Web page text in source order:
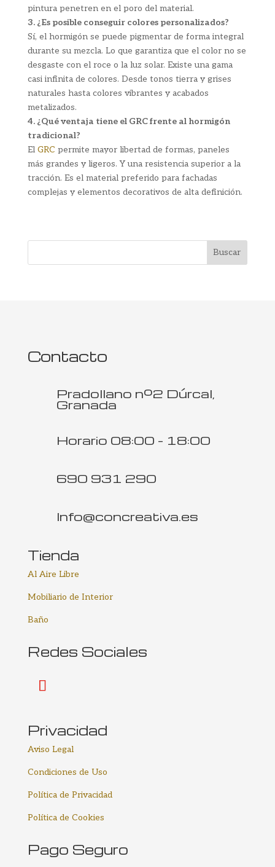
pintura penetren en el poro del material.
3. ¿Es posible conseguir colores personalizados?
Sí, el hormigón se puede pigmentar de forma integral
durante su mezcla. Lo que garantiza que el color no se
desgaste con el roce o la luz solar. Existe una gama
casi infinita de colores. Desde tonos tierra y grises
naturales hasta colores vibrantes y acabados
metalizados.
4. ¿Qué ventaja tiene el GRC frente al hormigón
tradicional?
El GRC permite mayor libertad de formas, paneles
más grandes y ligeros. Y una resistencia superior a la
tracción. Es el material preferido para fachadas
complejas y elementos decorativos de alta definición.
Buscar
Contacto
Pradollano nº2 Dúrcal,
Granada
Horario 08:00 - 18:00
690 931 290
Info@concreativa.es
Tienda
Al Aire Libre
Mobiliario de Interior
Baño
Redes Sociales
Privacidad
Aviso Legal
Condiciones de Uso
Política de Privacidad
Política de Cookies
Pago Seguro